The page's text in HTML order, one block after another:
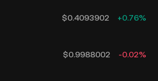
$0.4093902 +0.76%
$0.9988002 -0.02%